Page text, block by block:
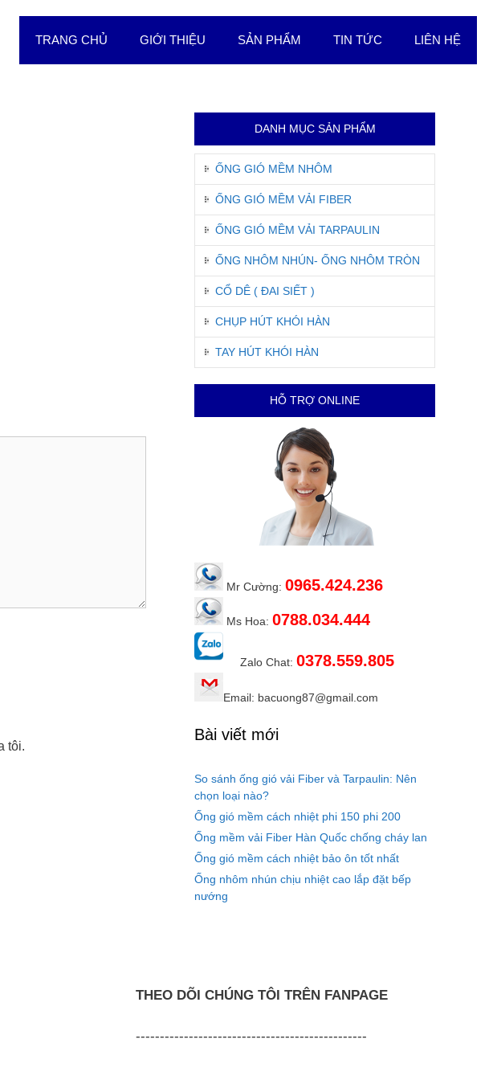
TRANG CHỦ GIỚI THIỆU SẢN PHẨM TIN TỨC LIÊN HỆ
tôi.
DANH MỤC SẢN PHẨM
ỐNG GIÓ MỀM NHÔM
ỐNG GIÓ MỀM VẢI FIBER
ỐNG GIÓ MỀM VẢI TARPAULIN
ỐNG NHÔM NHÚN- ỐNG NHÔM TRÒN
CỔ DÊ ( ĐAI SIẾT )
CHỤP HÚT KHÓI HÀN
TAY HÚT KHÓI HÀN
HỖ TRỢ ONLINE
Mr Cường: 0965.424.236
Ms Hoa: 0788.034.444
Zalo Chat: 0378.559.805
Email: bacuong87@gmail.com
Bài viết mới
So sánh ống gió vải Fiber và Tarpaulin: Nên
chọn loại nào?
Ống gió mềm cách nhiệt phi 150 phi 200
Ống mềm vải Fiber Hàn Quốc chống cháy lan
Ống gió mềm cách nhiệt bảo ôn tốt nhất
Ống nhôm nhún chịu nhiệt cao lắp đặt bếp
nướng
THEO DÕI CHÚNG TÔI TRÊN FANPAGE
------------------------------------------------